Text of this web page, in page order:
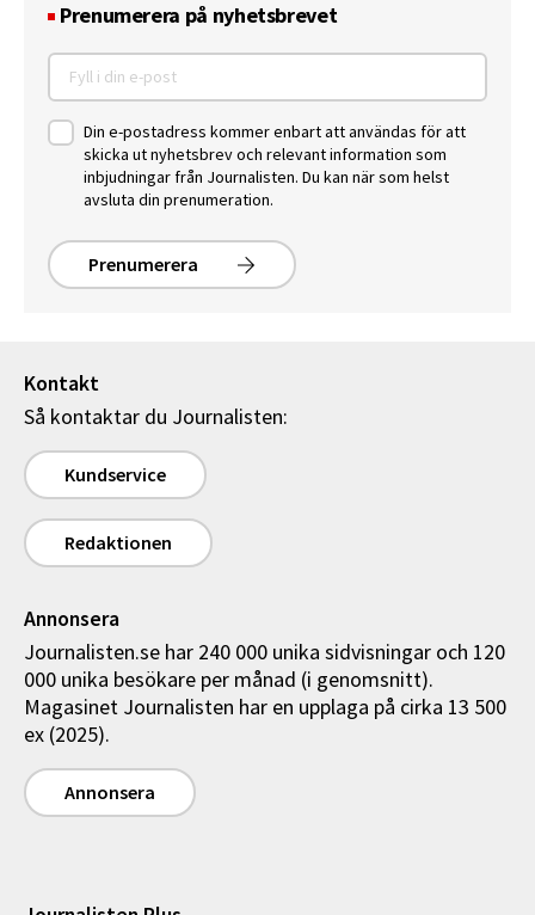
Prenumerera på nyhetsbrevet
Din e-postadress kommer enbart att användas för att
skicka ut nyhetsbrev och relevant information som
inbjudningar från Journalisten. Du kan när som helst
avsluta din prenumeration.
Prenumerera
Kontakt
Så kontaktar du Journalisten:
Kundservice
Redaktionen
Annonsera
Journalisten.se har 240 000 unika sidvisningar och 120
000 unika besökare per månad (i genomsnitt).
Magasinet Journalisten har en upplaga på cirka 13 500
ex (2025).
Annonsera